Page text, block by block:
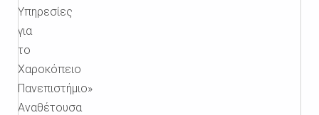
Υπηρεσίες
για
το
Χαροκόπειο
Πανεπιστήμιο»
Αναθέτουσα